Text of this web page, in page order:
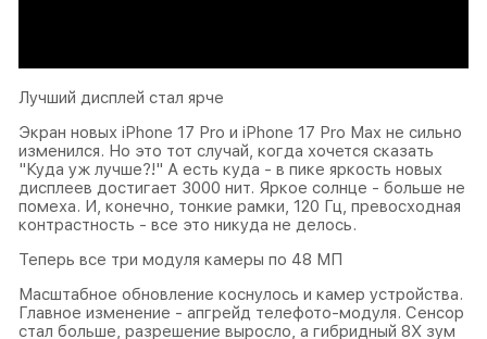
Лучший дисплей стал ярче
Экран новых iPhone 17 Pro и iPhone 17 Pro Max не сильно
изменился. Но это тот случай, когда хочется сказать
"Куда уж лучше?!" А есть куда - в пике яркость новых
дисплеев достигает 3000 нит. Яркое солнце - больше не
помеха. И, конечно, тонкие рамки, 120 Гц, превосходная
контрастность - все это никуда не делось.
Теперь все три модуля камеры по 48 МП
Масштабное обновление коснулось и камер устройства.
Главное изменение - апгрейд телефото-модуля. Сенсор
стал больше, разрешение выросло, а гибридный 8Х зум